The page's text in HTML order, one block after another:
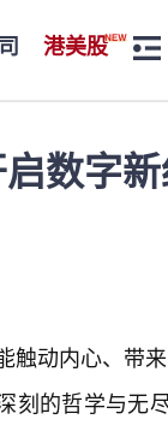
港美股
数字
动内心、带
刻的哲学与无